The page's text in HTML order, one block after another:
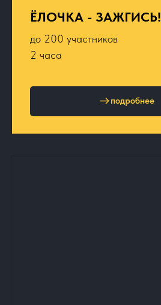
ЁЛОЧКА - ЗАЖГИСЬ!
до 200 участников
2 часа
подробнее